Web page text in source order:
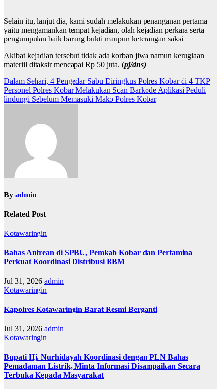
Selain itu, lanjut dia, kami sudah melakukan penanganan pertama
yaitu mengamankan tempat kejadian, olah kejadian perkara serta
pengumpulan baik barang bukti maupun keterangan saksi.
Akibat kejadian tersebut tidak ada korban jiwa namun kerugiaan
materiil ditaksir mencapai Rp 50 juta. (pj/dns)
Navigasi
pos
Dalam Sehari, 4 Pengedar Sabu Diringkus Polres Kobar di 4 TKP
Personel Polres Kobar Melakukan Scan Barkode Aplikasi Peduli
lindungi Sebelum Memasuki Mako Polres Kobar
By admin
Related Post
Kotawaringin
Bahas Antrean di SPBU, Pemkab Kobar dan Pertamina
Perkuat Koordinasi Distribusi BBM
Jul 31, 2026 admin
Kotawaringin
Kapolres Kotawaringin Barat Resmi Berganti
Jul 31, 2026 admin
Kotawaringin
Bupati Hj. Nurhidayah Koordinasi dengan PLN Bahas
Pemadaman Listrik, Minta Informasi Disampaikan Secara
Terbuka Kepada Masyarakat